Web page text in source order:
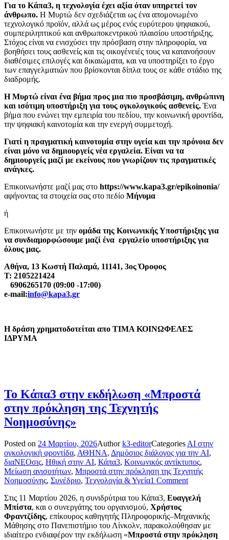
Για το Κάπα3, η τεχνολογία έχει αξία όταν υπηρετεί τον
άνθρωπο. Η Μυρτώ δεν σχεδιάζεται ως ένα απομονωμένο
τεχνολογικό προϊόν, αλλά ως μέρος ενός ευρύτερου ψηφιακού,
συμπεριληπτικού και ανθρωποκεντρικού πλαισίου υποστήριξης.
Στόχος είναι να ενισχύσει την πρόσβαση στην πληροφορία, να
βοηθήσει τους ασθενείς και τις οικογένειές τους να κατανοήσουν
διαθέσιμες επιλογές και δικαιώματα, και να υποστηρίξει το έργο
των επαγγελματιών που βρίσκονται δίπλα τους σε κάθε στάδιο της
διαδρομής.
Η Μυρτώ είναι ένα βήμα προς μια πιο προσβάσιμη, ανθρώπινη
και ισότιμη υποστήριξη για τους ογκολογικούς ασθενείς.Ένα
βήμα που ενώνει την εμπειρία του πεδίου, την κοινωνική φροντίδα,
την ψηφιακή καινοτομία και την ενεργή συμμετοχή.
Γιατί η πραγματική καινοτομία στην υγεία και την πρόνοια δεν
είναι μόνο να δημιουργείς νέα εργαλεία. Είναι να τα
δημιουργείς μαζί με εκείνους που γνωρίζουν τις πραγματικές
ανάγκες.
Επικοινωνήστε μαζί μας στο https://www.kapa3.gr/epikoinonia/
αφήνοντας τα στοιχεία σας στο πεδίο Μήνυμα
ή
Επικοινωνήστε με την ομάδα της Κοινωνικής Υποστήριξης για
να συνδιαμορφώσουμε μαζί ένα εργαλείο υποστήριξης για
όλους μας.
Αθήνα, 13 Κωστή Παλαμά, 11141, 3ος Όροφος
Τ: 2105221424
6906265170 (09:00 -17:00)
e-mail:info@kapa3.gr
Η δράση χρηματοδοτείται απο ΤΙΜΑ ΚΟΙΝΩΦΕΛΕΣ
ΙΔΡΥΜΑ
Το Κάπα3 στην εκδήλωση «Μπροστά
στην πρόκληση της Τεχνητής
Νοημοσύνης»
Posted on 24 Μαρτίου, 2026Authork3-editorCategories AI στην
ογκολογική φροντίδα, ΑΘΗΝΑ, Δημόσιος διάλογος για την AI,
διαΝΕΟσις, Ηθική στην AI, Κάπα3, Κοινωνικός αντίκτυπος,
Μείωση ανισοτήτων, Μπροστά στην πρόκληση της Τεχνητής
Νοημοσύνης, Συνέδριο, Τεχνολογία & Υγεία1 Comment
Στις 11 Μαρτίου 2026, η συνιδρύτρια του Κάπα3, Ευαγγελή
Μπίστα, και ο συνεργάτης του οργανισμού, Χρήστος
Φραντζίδης, επίκουρος καθηγητής Πληροφορικής–Μηχανικής
Μάθησης στο Πανεπιστήμιο του Λίνκολν, παρακολούθησαν με
ιδιαίτερο ενδιαφέρον την εκδήλωση «Μπροστά στην πρόκληση